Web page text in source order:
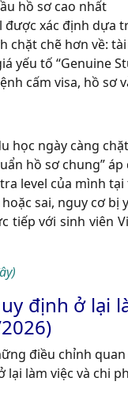
hồ sơ cao nhất
được xác định dựa
chặt chẽ hơn về:
yếu tố “Genuine
cấm visa, hồ sơ
học ngày càng
hồ sơ chung”
level của mình tại
sai, nguy cơ bị
tiếp với sinh viên
định ở lại
điều chỉnh
lại làm việc và chi